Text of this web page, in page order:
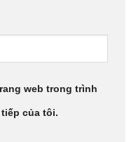
web trong trình
của tôi.